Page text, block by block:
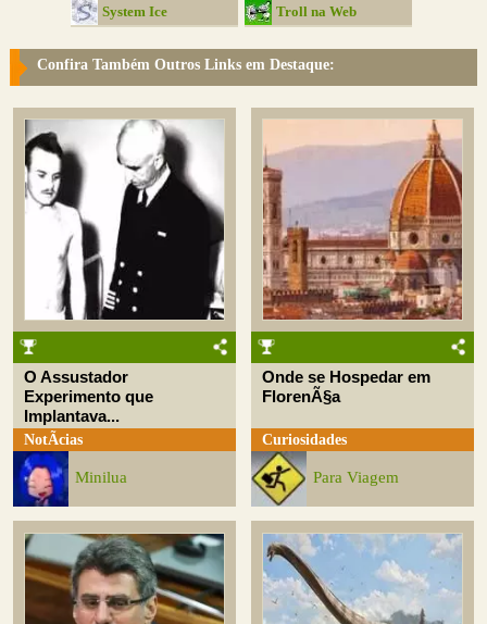
System Ice Troll na Web
Confira Também Outros Links em Destaque:
O Assustador
Experimento que
Implantava...
NotÃ­cias
Minilua
Onde se Hospedar em
FlorenÃ§a
Curiosidades
Para Viagem